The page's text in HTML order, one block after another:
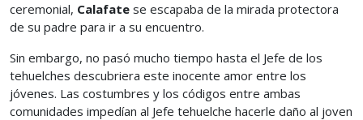
ceremonial, Calafate se escapaba de la mirada protectora
de su padre para ir a su encuentro.
Sin embargo, no pasó mucho tiempo hasta el Jefe de los
tehuelches descubriera este inocente amor entre los
jóvenes. Las costumbres y los códigos entre ambas
comunidades impedían al Jefe tehuelche hacerle daño al joven